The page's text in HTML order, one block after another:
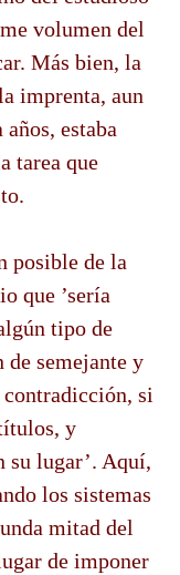
volumen del
Más bien, la
imprenta, aun
años, estaba
tarea que
posible de la
que ’sería
tipo de
de semejante y
si
y
su lugar’. Aquí,
los sistemas
mitad del
de imponer